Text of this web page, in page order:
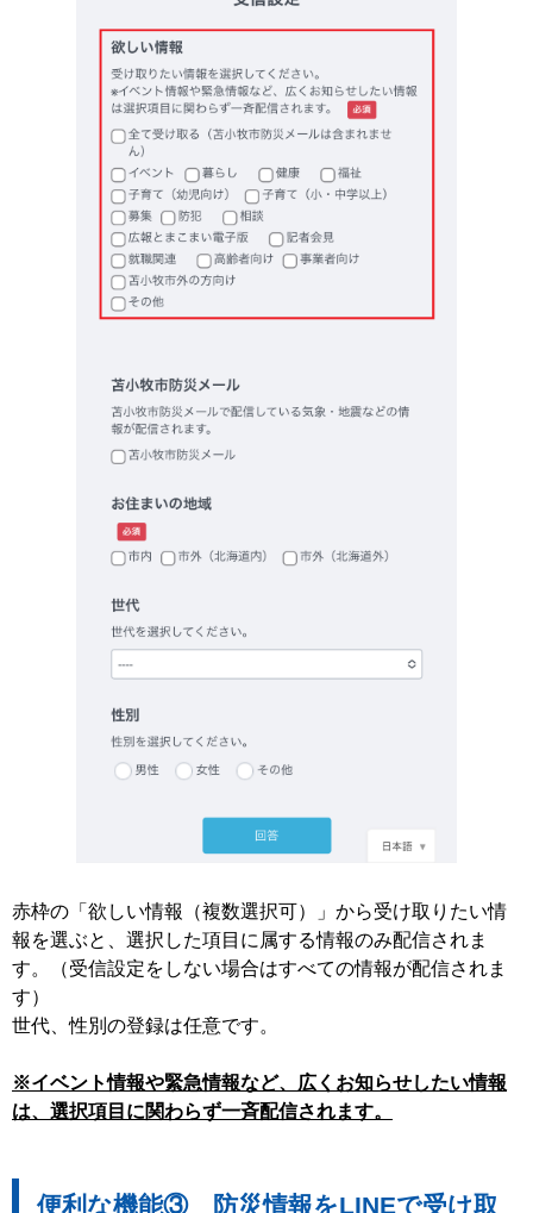
赤枠の「欲しい情報（複数選択可）」から受け取りたい情
報を選ぶと、選択した項目に属する情報のみ配信されま
す。（受信設定をしない場合はすべての情報が配信されま
す）
世代、性別の登録は任意です。
※イベント情報や緊急情報など、広くお知らせしたい情報
は、選択項目に関わらず一斉配信されます。
便利な機能③ 防災情報をLINEで受け取